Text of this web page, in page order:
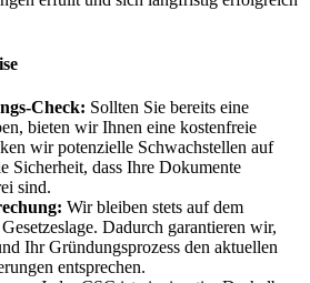
Check: Sollten Sie bereits eine
bieten wir Ihnen eine kostenfreie
wir potenzielle Schwachstellen auf
Sicherheit, dass Ihre Dokumente
sind.
Wir bleiben stets auf dem
Dadurch garantieren wir,
Ihr Gründungsprozess den aktuellen
entsprechen.